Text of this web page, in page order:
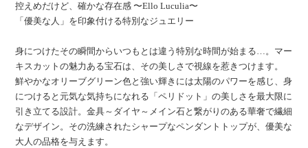
控えめだけど、確かな存在感 〜Ello Luculia〜
「優美な人」を印象付ける特別なジュエリー
身につけたその瞬間からいつもとは違う特別な時間が始まる…。マー
キスカットの魅力ある宝石は、その美しさで視線を惹きつけます。
鮮やかなオリーブグリーン色と強い輝きには太陽のパワーを感じ、身
につけると元気な気持ちになれる「ペリドット」の美しさを最大限に
引き立てる設計。金具～ダイヤ～メイン石と繋がりのある華奢で繊細
なデザイン。その洗練されたシャープなペンダントトップが、優美な
大人の品格を与えます。